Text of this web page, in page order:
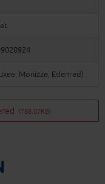
Monizze, Edenred)
(788.07KB)